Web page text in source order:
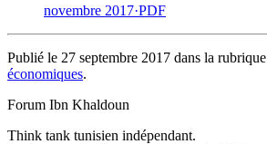
novembre 2017·PDF
Publié le 27 septembre 2017 dans la rubrique
économiques.
Forum Ibn Khaldoun
Think tank tunisien indépendant.